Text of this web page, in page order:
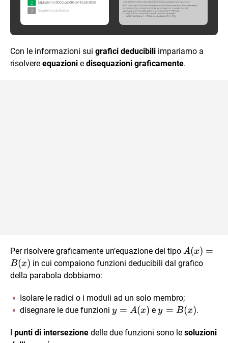
Con le informazioni sui grafici deducibili impariamo a
risolvere equazioni e disequazioni graficamente.
Per risolvere graficamente un’equazione del tipo A(x) =
B(x) in cui compaiono funzioni deducibili dal grafico
della parabola dobbiamo:
Isolare le radici o i moduli ad un solo membro;
disegnare le due funzioni y=A(x)
y = A(x) ey=B(x)
y = B(x).
I punti di intersezione delle due funzioni sono le soluzioni